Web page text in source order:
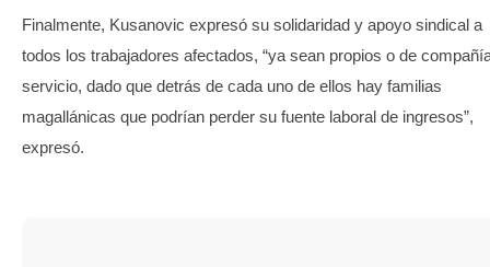
Finalmente, Kusanovic expresó su solidaridad y apoyo sindical a
todos los trabajadores afectados, “ya sean propios o de
servicio, dado que detrás de cada uno de ellos hay familias
magallánicas que podrían perder su fuente laboral de ingresos”,
expresó.